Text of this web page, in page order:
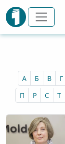
А Б В Г
П
Р С Т